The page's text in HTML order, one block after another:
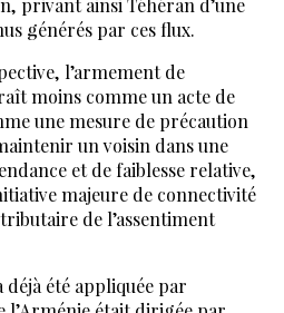
privant ainsi Téhéran d’une
générés par ces flux.
l’armement de
moins comme un acte de
une mesure de précaution
un voisin dans une
et de faiblesse relative,
majeure de connectivité
de l’assentiment
déjà été appliquée par